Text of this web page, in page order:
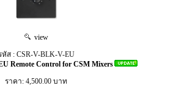
view
หัส : CSR-V-BLK-V-EU
Remote Control for CSM Mixers
ราคา: 4,500.00 บาท